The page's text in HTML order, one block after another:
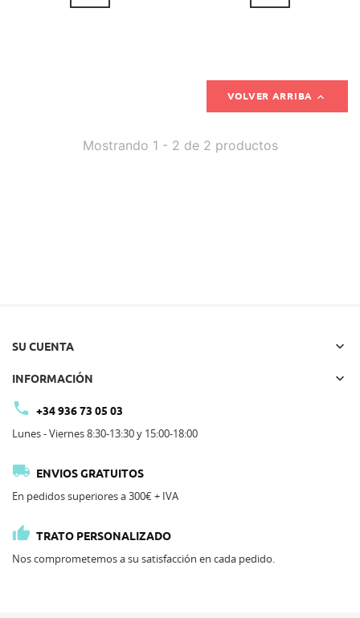
VOLVER ARRIBA 
Mostrando 1 - 2 de 2 productos
SU CUENTA 
INFORMACIÓN 
 +34 936 73 05 03
Lunes - Viernes 8:30-13:30 y 15:00-18:00
 ENVIOS GRATUITOS
En pedidos superiores a 300€ + IVA
 TRATO PERSONALIZADO
Nos comprometemos a su satisfacción en cada pedido.